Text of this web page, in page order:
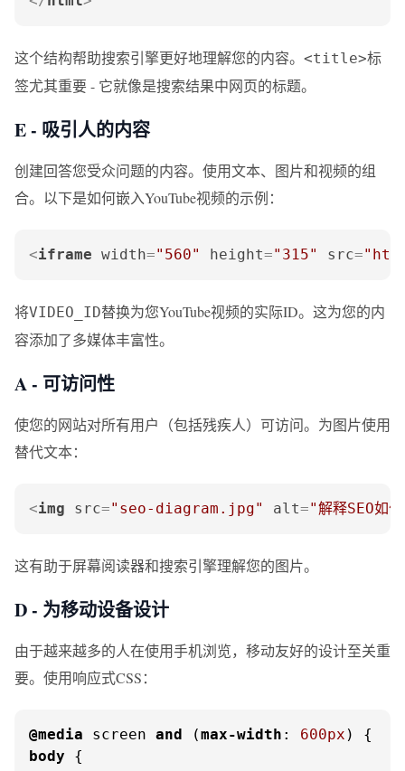
这个结构帮助搜索引擎更好地理解您的内容。 <title>标
签尤其重要 - 它就像是搜索结果中网页的标题。
E - 吸引人的内容
创建回答您受众问题的内容。使用文本、图片和视频的组
合。以下是如何嵌入YouTube视频的示例：
<iframe width="560" height="315" src=
将VIDEO_ID替换为您YouTube视频的实际ID。这为您的内
容添加了多媒体丰富性。
A - 可访问性
使您的网站对所有用户（包括残疾人）可访问。为图片使用
替代文本：
<img src="seo-diagram.jpg" alt="解释SEO如
这有助于屏幕阅读器和搜索引擎理解您的图片。
D - 为移动设备设计
由于越来越多的人在使用手机浏览，移动友好的设计至关重
要。使用响应式CSS：
@media screen and (max-width : 600px
body